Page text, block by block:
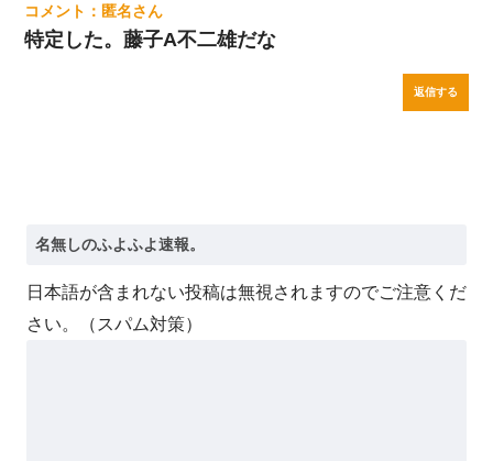
匿名
特定した。藤子A不二雄だな
返信する
日本語が含まれない投稿は無視されますのでご注意くだ
さい。（スパム対策）